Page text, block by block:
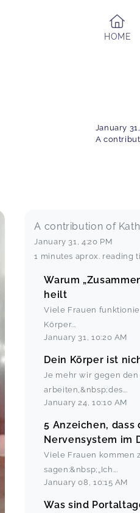
HOME
January 31
A
A contribution of
January 31 ,4:20 PM
1 minutes aprox. reading
Warum
heilt
Viele Frauen
Körper...
January 31,10:20 AM
Dein Körper ist
Je mehr wir gegen
arbeiten,&nbsp;des...
January 24,10:10 AM
5 Anzeichen, dass
Nervensystem im
Viele Frauen kommen
sagen:&nbsp;„Ich ...
January 08 ,10:15 AM
Was sind